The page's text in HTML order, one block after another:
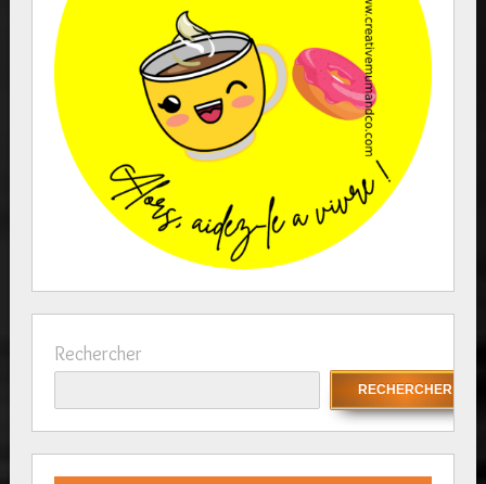
Rechercher
RECHERCHER